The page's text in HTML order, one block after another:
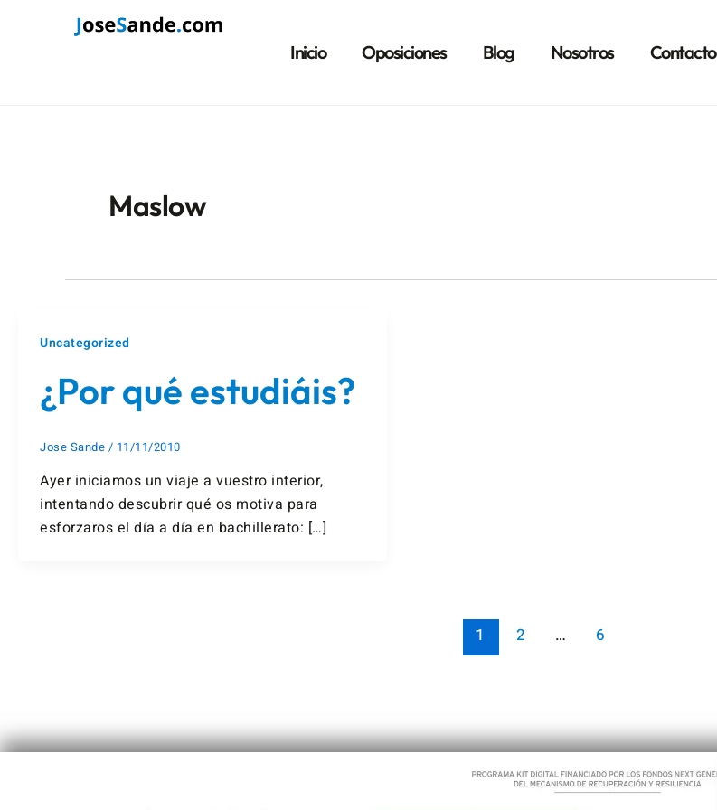
Inicio Oposiciones Blog Nosotros Contacto
Maslow
Uncategorized
¿Por qué estudiáis?
Jose Sande / 11/11/2010
Ayer iniciamos un viaje a vuestro interior,
intentando descubrir qué os motiva para
esforzaros el día a día en bachillerato: […]
1 2 … 6